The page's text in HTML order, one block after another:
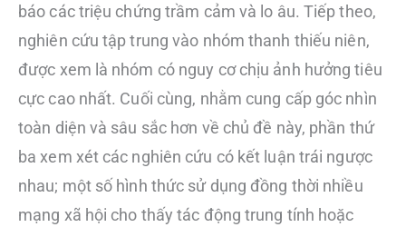
báo các triệu chứng trầm cảm và lo âu. Tiếp theo,
nghiên cứu tập trung vào nhóm thanh thiếu niên,
được xem là nhóm có nguy cơ chịu ảnh hưởng tiêu
cực cao nhất. Cuối cùng, nhằm cung cấp góc nhìn
toàn diện và sâu sắc hơn về chủ đề này, phần thứ
ba xem xét các nghiên cứu có kết luận trái ngược
nhau; một số hình thức sử dụng đồng thời nhiều
mạng xã hội cho thấy tác động trung tính hoặc